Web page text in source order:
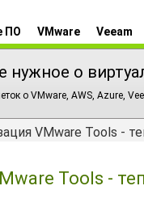
ПО VMware Veeam
нужное о
о VMware, AWS, Azure,
VMware Tools -
Tools -